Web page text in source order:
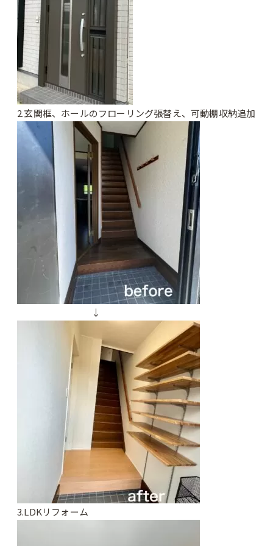
2.玄関框、ホールのフローリング張替え、可動棚収納追加
↓
3.LDKリフォーム